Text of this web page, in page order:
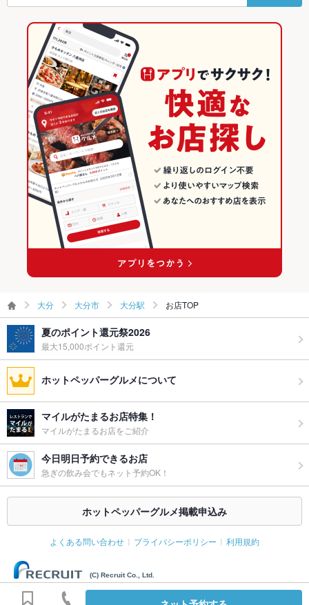
その他
あり ：もつ鍋1人前～のご注文が必要です。
食べ放題 なし
カクテル充実、焼酎充実、日本酒充実
お子様連れ お子様連れ歓迎 ：小さなお子様用いすご用意してます！
ウェディン
グパーティ
ー二次会
ウエディング・二次会承ります。詳しくはお問い合わせ下さ
い。
－
大分駅 × 焼き鳥・鶏料理
大分市 × 居酒屋
大分市 × 和風
大分駅 × 居酒屋
大分駅 × 和風
大分駅 × 和風
大分 × 和食
大分 × 焼き鳥・鶏料理
大分 × 居酒屋
大分 × 和風
大分の和食ランキング
大分の焼き鳥・鶏料理ランキング
大分市のグルメランキング
大分市の和食ランキング
大分市の焼き鳥・鶏料理ランキング
大分駅のグルメランキング
大分駅の和食ランキング
大分駅の焼き鳥・鶏料理ランキング
大分 大分市 大分駅 お店TOP
夏のポイント還元祭2026
最大15,000ポイント還元
ホットペッパーグルメについて
マイルがたまるお店特集！
マイルがたまるお店をご紹介
今日明日予約できるお店
急ぎの飲み会でもネット予約OK！
ホットペッパーグルメ掲載申込み
よくある問い合わせ プライバシーポリシー 利用規約
(C) Recruit Co., Ltd.